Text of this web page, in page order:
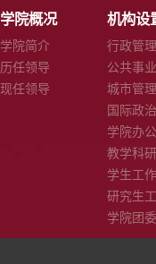
学院概况
学院简介
历任领导
现任领导
机构设
行政管
公共事
城市管
国际政
学院办
教学科
学生工
研究生
学院团委